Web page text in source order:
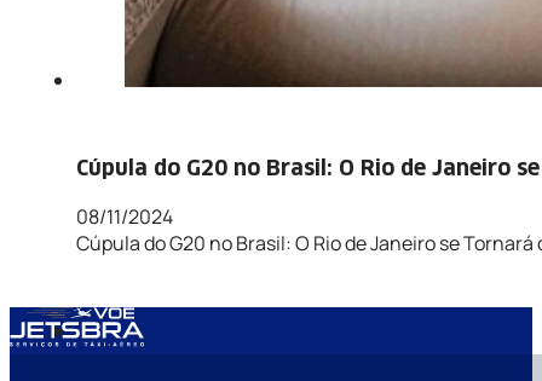
Cúpula do G20 no Brasil: O Rio de Janeiro
08/11/2024
Cúpula do G20 no Brasil: O Rio de Janeiro se